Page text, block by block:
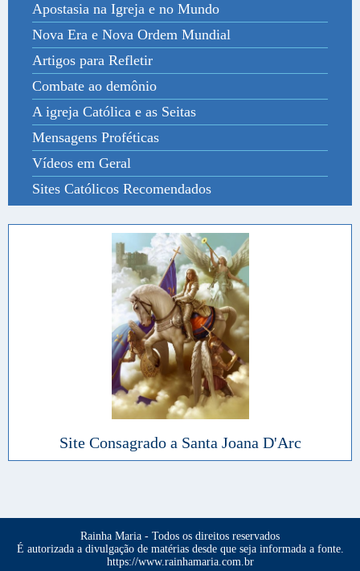
Apostasia na Igreja e no Mundo
Nova Era e Nova Ordem Mundial
Artigos para Refletir
Combate ao demônio
A igreja Católica e as Seitas
Mensagens Proféticas
Vídeos em Geral
Sites Católicos Recomendados
Site Consagrado a Santa Joana D'Arc
Rainha Maria - Todos os direitos reservados
É autorizada a divulgação de matérias desde que seja informada a fonte.
https://www.rainhamaria.com.br